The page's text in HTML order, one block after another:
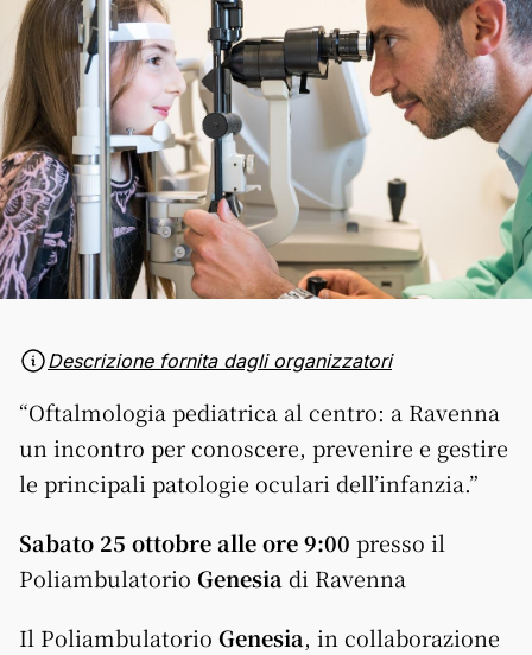
Descrizione fornita dagli organizzatori
“Oftalmologia pediatrica al centro: a Ravenna
un incontro per conoscere, prevenire e gestire
le principali patologie oculari dell’infanzia.”
Sabato 25 ottobrealle ore 9:00 presso il
Poliambulatorio Genesia di Ravenna
Il Poliambulatorio Genesia, in collaborazione